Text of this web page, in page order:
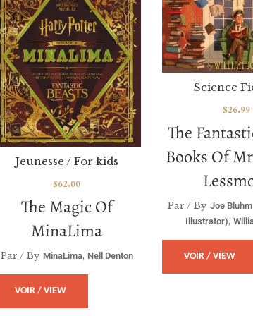
The Magic Of
MinaLima
Jeunesse / For kids
$62.00
Par / By MinaLima, Nell Denton
VOIR / VIEW
The
Books Of
Science
$26.99
Par / By Joe
Illustrator),
VOIR / VIEW